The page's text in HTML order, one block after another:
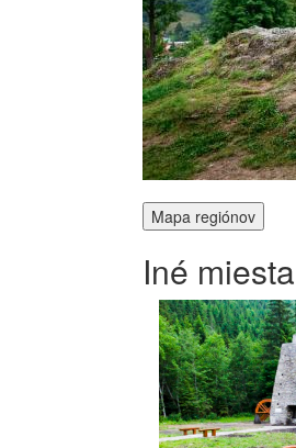
Mapa regiónov
Iné